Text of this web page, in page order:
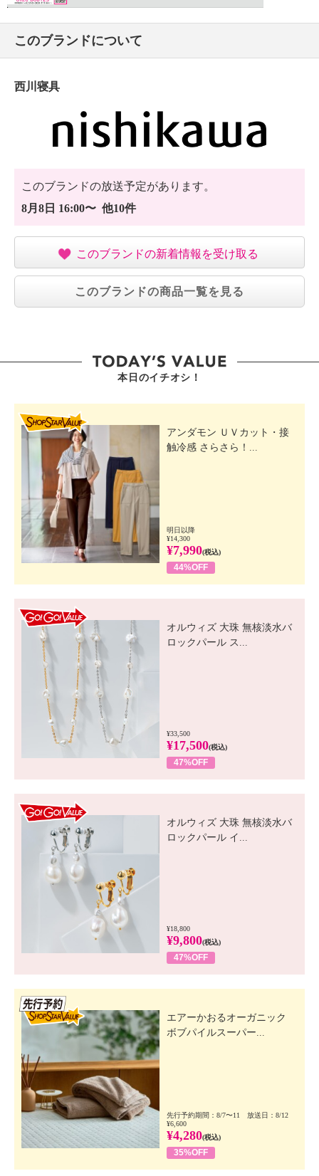
洗濯機を使用される場合、ご使用になる洗濯機の取
【原産国（地）】
このブランドについて
西川寝具
このブランドの放送予定があります。
8月8日 16:00〜 他10件
このブランドの新着情報を受け取る
このブランドの商品一覧を見る
本日のイチオシ！
アンダモン ＵＶカット・接
触冷感 さらさら！...
明日以降
¥14,300
¥7,990(税込)
44%OFF
オルウィズ 大珠 無核淡水バ
ロックパール ス...
¥33,500
¥17,500(税込)
47%OFF
オルウィズ 大珠 無核淡水バ
ロックパール イ...
¥18,800
¥9,800(税込)
47%OFF
エアーかおるオーガニック
ボブパイルスーパー...
先行予約期間：8/7〜11 放送日：8/12
¥6,600
¥4,280(税込)
35%OFF